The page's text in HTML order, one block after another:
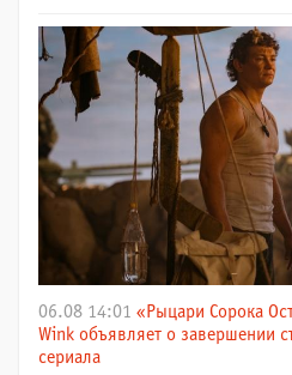
06.08 14:01 «Рыцари Сорока
Wink объявляет о завершении
сериала